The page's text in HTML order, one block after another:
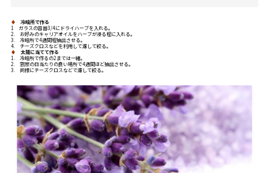
♦
冷暗所で作る
1 ガラスの容器3/4にドライハーブを入れる。
2. お好みのキャリアオイルをハーブが浸る程に入れる。
3. 冷暗所で4週間程抽出させる。
4. チーズクロスなどを利用して濾して絞る。
♦
太陽に当てて作る
1. 冷暗所で作るの2までは一緒。
2. 窓際の日当たりの良い場所で4週間ほど抽出させる。
3. 同様にチーズクロスなどで濾して絞る。